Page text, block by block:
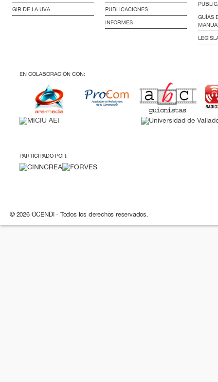
GIR DE LA UVA PUBLICACIONES
INFORMES
GUÍAS
EN COLABORACIÓN CON:
PARTICIPADO POR:
© 2026 OCENDI - Todos los derechos reservados.